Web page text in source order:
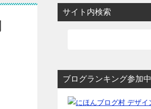
サイト内検索
ブログランキング参加中